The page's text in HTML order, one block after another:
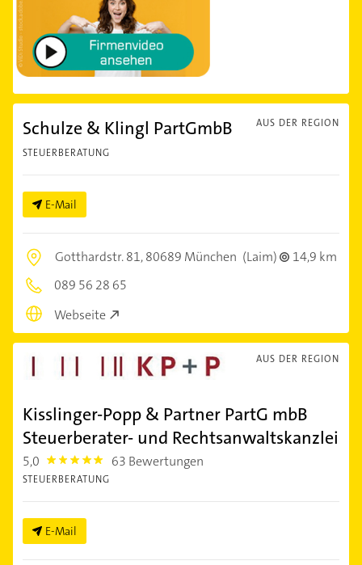
AUS DER REGION
Schulze & Klingl PartGmbB
STEUERBERATUNG
E-Mail
Gotthardstr. 81,80689 München (Laim)
14,9 km
089 56 28 65
Webseite
AUS DER REGION
Kisslinger-Popp & Partner PartG mbB
Steuerberater- und Rechtsanwaltskanzlei
5,0 5.0 63 Bewertungen
STEUERBERATUNG
E-Mail